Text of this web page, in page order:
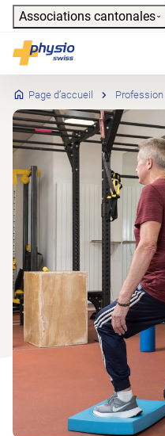
Header
Associations cantonales
Physioswiss
Navigation
Page d’accueil Profession